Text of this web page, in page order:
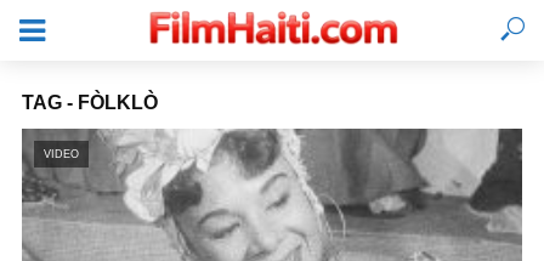
TAG - FÒLKLÒ
VIDEO